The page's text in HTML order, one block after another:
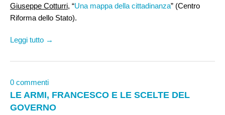
Giuseppe Cotturri, “Una mappa della cittadinanza” (Centro
Riforma dello Stato).
Leggi tutto →
0 commenti
LE ARMI, FRANCESCO E LE SCELTE DEL
GOVERNO